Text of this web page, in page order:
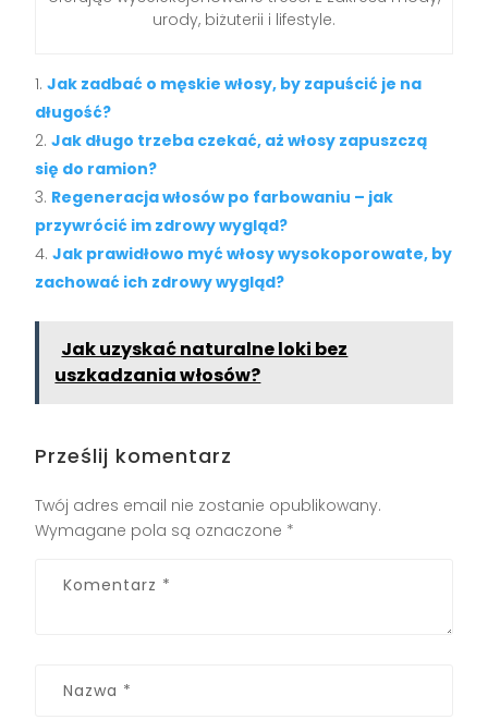
urody, biżuterii i lifestyle.
Jak zadbać o męskie włosy, by zapuścić je na
długość?
Jak długo trzeba czekać, aż włosy zapuszczą
się do ramion?
Regeneracja włosów po farbowaniu – jak
przywrócić im zdrowy wygląd?
Jak prawidłowo myć włosy wysokoporowate, by
zachować ich zdrowy wygląd?
Jak uzyskać naturalne loki bez
uszkadzania włosów?
Prześlij komentarz
Twój adres email nie zostanie opublikowany.
Wymagane pola są oznaczone *